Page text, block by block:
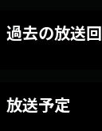
過去の放送回
放送予定